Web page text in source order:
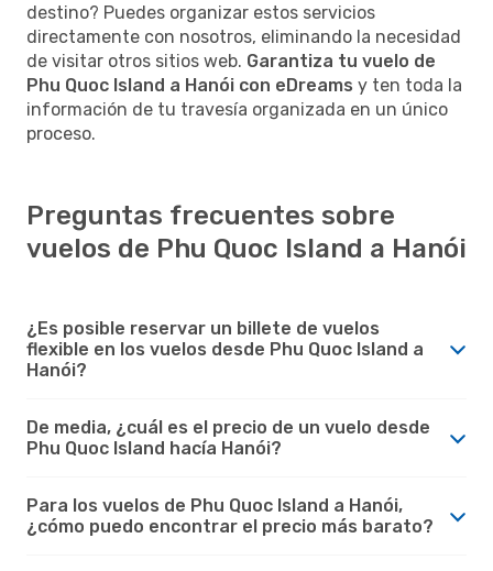
destino? Puedes organizar estos servicios
directamente con nosotros, eliminando la necesidad
de visitar otros sitios web. Garantiza tu vuelo de
Phu Quoc Island a Hanói con eDreams y ten toda la
información de tu travesía organizada en un único
proceso.
Preguntas frecuentes sobre
vuelos de Phu Quoc Island a Hanói
¿Es posible reservar un billete de vuelos
flexible en los vuelos desde Phu Quoc Island a
Hanói?
De media, ¿cuál es el precio de un vuelo desde
Phu Quoc Island hacía Hanói?
Para los vuelos de Phu Quoc Island a Hanói,
¿cómo puedo encontrar el precio más barato?